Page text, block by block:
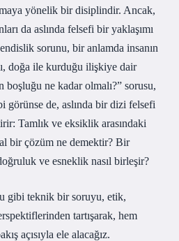
yönelik bir disiplindir. Ancak,
da aslında felsefi bir yaklaşımı
sorunu, bir anlamda insanın
doğa ile kurduğu ilişkiye dair
ne kadar olmalı?” sorusu,
görünse de, aslında bir dizi felsefi
Tamlık ve eksiklik arasındaki
bir çözüm ne demektir? Bir
ve esneklik nasıl birleşir?
gibi teknik bir soruyu, etik,
tartışarak, hem
açısıyla ele alacağız.